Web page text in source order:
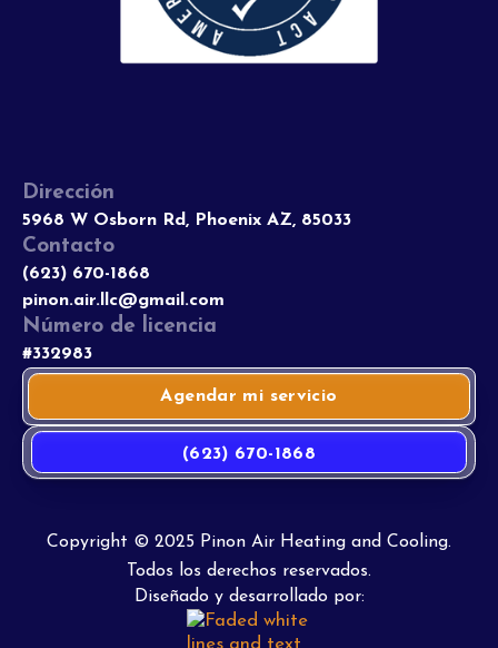
Dirección
5968 W Osborn Rd, Phoenix AZ, 85033
Contacto
(623) 670-1868
pinon.air.llc@gmail.com
Número de licencia
#332983
Agendar mi servicio
(623) 670-1868
Copyright © 2025 Pinon Air Heating and Cooling.
Todos los derechos reservados.
Diseñado y desarrollado por: